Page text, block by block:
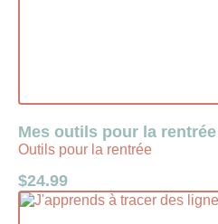
Mes outils pour la
Outils pour la rentrée
$24.99